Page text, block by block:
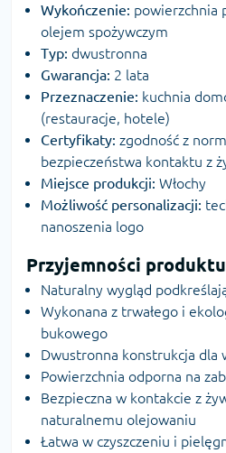
Wykończenie: powierzchnia
olejem spożywczym
Typ: dwustronna
Gwarancja: 2 lata
Przeznaczenie: kuchnia
(restauracje, hotele)
Certyfikaty: zgodność z
bezpieczeństwa kontaktu z
Miejsce produkcji: Włochy
Możliwość personalizacji:
nanoszenia logo
Przyjemności produktu
Naturalny wygląd
Wykonana z trwałego i
bukowego
Dwustronna konstrukcja dla
Powierzchnia odporna na
Bezpieczna w kontakcie z
naturalnemu olejowaniu
Łatwa w czyszczeniu i